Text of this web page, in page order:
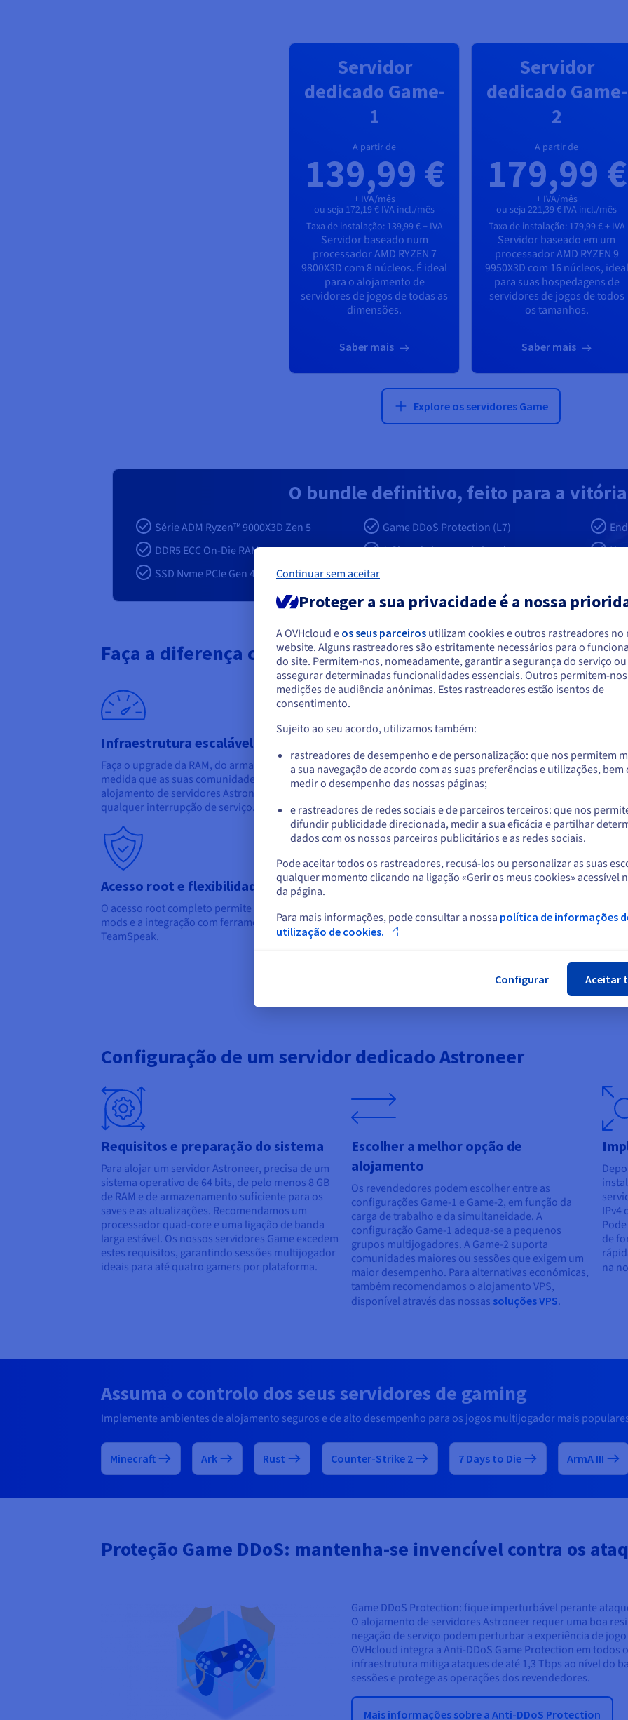
Servidor
dedicado Game-
1
A partir de
139,99 €
+ IVA/mês
ou seja 172,19 € IVA incl./mês
Taxa de instalação: 139,99 €+ IVA
Servidor baseado num
processadorAMD RYZEN 7
9800X3D com 8 núcleos. É ideal
para o alojamento de
servidores de jogos de todas as
dimensões.
Saber mais
Servidor
dedicado Game-
2
A partir de
179,99 €
+ IVA/mês
ou seja 221,39 € IVA incl./mês
Taxa de instalação: 179,99 €+ IVA
Servidor baseado em um
processadorAMD RYZEN 9
9950X3D com 16 núcleos, ideal
para suas hospedagens de
servidores de jogos de todos
os tamanhos.
Saber mais
Explore os servidores Game
O bundle definitivo, feito para a
Série ADM Ryzen™ 9000X3D Zen 5
DDR5 ECC On-Die RAM
SSD Nvme PCIe Gen 4
Game DDoS Protection (L7)
1 Gbps de largura de banda
Faça a diferença com os servidores Game
Infraestrutura escalável
Faça o upgrade da RAM, do armazenamento ou da capacidade da rede à
medida que as suas comunidades crescem. As nossas soluções de
alojamento de servidores Astroneer podem ser escaladas sem sofrer
qualquer interrupção de serviço.
O preço mensal previsível
e, ao mesmo tempo, a
dedicado de alto desempenho.
Acesso root e flexibilidade
O acesso root completo permite uma configuração avançada, o suporte de
mods e a integração com ferramentas comunitárias como o Discord ou o
TeamSpeak.
Rede global de
Com 33 datacenters em todo
gamers nas mais variadas
Configuração de um servidor dedicado Astroneer
Requisitos e preparação do sistema
Para alojar um servidor Astroneer, precisa de um
sistema operativo de 64 bits, de pelo menos 8 GB
de RAM e de armazenamento suficiente para os
saves e as atualizações. Recomendamos um
processador quad-core e uma ligação de banda
larga estável. Os nossos servidores Game excedem
estes requisitos, garantindo sessões multijogador
ideais para até quatro gamers por plataforma.
Escolher a melhor opção de
alojamento
Os revendedores podem escolher entre as
configurações Game-1 e Game-2, em função da
carga de trabalho e da simultaneidade. A
configuração Game-1 adequa-se a pequenos
grupos multijogadores. A Game-2 suporta
comunidades maiores ou sessões que exigem um
maior desempenho. Para alternativas económicas,
também recomendamos o alojamento VPS,
disponível através das nossas soluções VPS.
IPv4
de
na
Assuma o controlo dos seus servidores de gaming
Implemente ambientes de alojamento seguros e de alto desempenho para os jogos multijogador mais
Minecraft Ark Rust Counter-Strike 2 7 Days to Die ArmA III
Proteção Game DDoS: mantenha-se invencível contra os
Game DDoS Protection: fique imperturbável perante
O alojamento de servidores Astroneer requer uma boa
negação de serviço podem perturbar a experiência de
OVHcloud integra a Anti-DDoS Game Protection em todos
infraestrutura mitiga ataques de até 1,3 Tbps ao nível do
sessões e protege as operações dos revendedores.
Mais informações sobre a Anti-DDoS Protection
Parece que está localizado em Estados
Para encomendar a partir de Estados Unidos, terá de consultar e criar uma
no website do país em questão.
Aceder ao website do Estados Unidos
us.ovhcloud.com/
Inglês USD - $
ou
Ficar no website atual
Selecionar outro website
Continuar sem aceitar
Proteger a sua privacidade é a nossa
A OVHcloud e os seus parceiros utilizam cookies e outros rastreadores no
website. Alguns rastreadores são estritamente necessários para o
do site. Permitem-nos, nomeadamente, garantir a segurança do serviço ou
assegurar determinadas funcionalidades essenciais. Outros permitem-
medições de audiência anónimas. Estes rastreadores estão isentos de
consentimento.
Sujeito ao seu acordo, utilizamos também:
rastreadores de desempenho e de personalização: que nos permitem
a sua navegação de acordo com as suas preferências e utilizações, bem
medir o desempenho das nossas páginas;
e rastreadores de redes sociais e de parceiros terceiros: que nos
difundir publicidade direcionada, medir a sua eficácia e partilhar
dados com os nossos parceiros publicitários e as redes sociais.
Pode aceitar todos os rastreadores, recusá-los ou personalizar as suas
qualquer momento clicando na ligação «Gerir os meus cookies» acessível
da página.
Para mais informações, pode consultar a nossa política de informações
utilização de cookies.
Configurar Aceitar